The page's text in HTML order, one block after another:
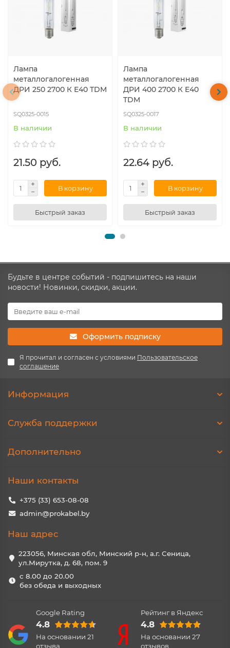
Лампа
металлогалогенная
ДРИ 250 2700 К Е40 TDM
SQ0325-0015
В наличии
21.50 руб.
В корзину
Быстрый заказ
Лампа
металлогалогенная
ДРИ 400 2700 К Е40
TDM
SQ0325-0017
В наличии
22.64 руб.
В корзину
Быстрый заказ
Будьте в центре событий - подпишитесь на наши
новости! Новинки, скидки, акции.
Оформить подписку
Я прочитал и согласен с условиями Пользовательское
соглашение
Информация
Служба поддержки
Дополнительно
Наши контакты
+375 (33) 653-08-08
admin@prokabel.by
Наш адрес
223056, Минская обл, Минский р-н, а.г. Сеница,
ул.Мирутка, д. 68, пом. 9
с 8.00 до 20.00
без обеда и выходных
Google Rating
4.8
На основании 21
отзыва
Рейтинг в Яндекс
4.8
На основании 27
отзывов